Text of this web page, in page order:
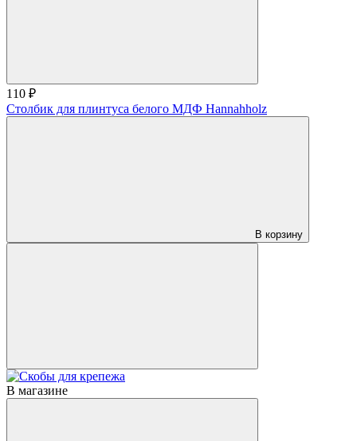
110 ₽
Столбик для плинтуса белого МДФ Hannahholz
В корзину
В магазине